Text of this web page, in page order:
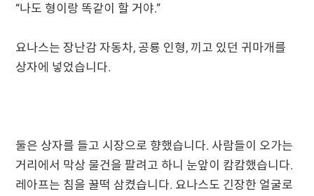
“나도 형이랑 똑같이 할 거야.”
요나스는 장난감 자동차, 공룡 인형, 끼고 있던 귀마개를
상자에 넣었습니다.
둘은 상자를 들고 시장으로 향했습니다. 사람들이 오가는
거리에서 막상 물건을 팔려고 하니 눈앞이 캄캄했습니다.
레아프는 침을 꿀떡 삼켰습니다. 요나스도 긴장한 얼굴로